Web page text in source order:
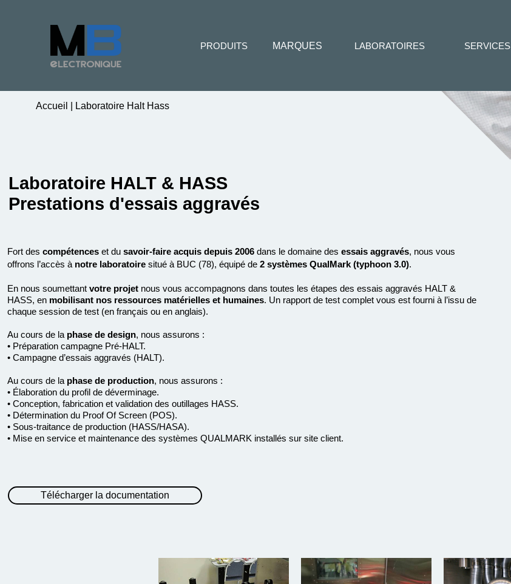
Accueil Laboratoire Halt Hass
Laboratoire HALT & HASS
Prestations d'essais aggravés
Fort des compétenceset du savoir-faire acquis depuis 2006dans le domaine des essais aggravés, nous vous
offrons l’accès à notre laboratoiresitué à BUC (78), équipé de 2 systèmes QualMark (typhoon 3.0).
En nous soumettant votre projetnous vous accompagnons dans toutes les étapes des essais aggravés HALT &
HASS, en mobilisant nos ressources matérielles et humaines. Un rapport de test complet vous est fourni à l’issu de
chaque session de test (en français ou en anglais).
Au cours de la phase de design, nous assurons :
• Préparation campagne Pré-HALT.
• Campagne d’essais aggravés (HALT).
Au cours de la phase de production, nous assurons :
• Élaboration du profil de déverminage.
• Conception, fabrication et validation des outillages HASS.
• Détermination du Proof Of Screen (POS).
• Sous-traitance de production (HASS/HASA).
• Mise en service et maintenance des systèmes QUALMARK installés sur site client.
Télécharger la documentation
PRODUITS MARQUES LABORATOIRES SERVICES